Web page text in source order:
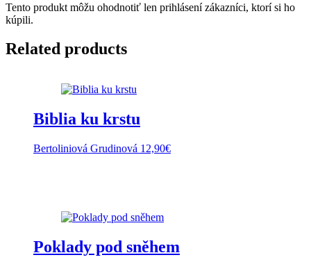
Tento produkt môžu ohodnotiť len prihlásení zákazníci, ktorí si ho
kúpili.
Related products
Biblia ku krstu
Bertoliniová Grudinová 12,90€
Poklady pod sněhem